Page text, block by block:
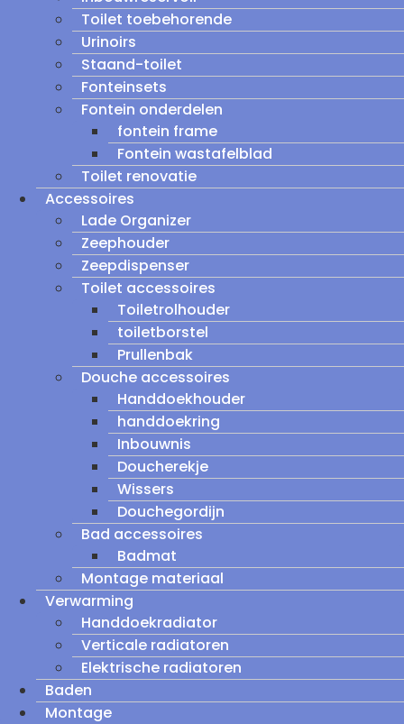
Toilet toebehorende
Urinoirs
Staand-toilet
Fonteinsets
Fontein onderdelen
fontein frame
Fontein wastafelblad
Toilet renovatie
Accessoires
Lade Organizer
Zeephouder
Zeepdispenser
Toilet accessoires
Toiletrolhouder
toiletborstel
Prullenbak
Douche accessoires
Handdoekhouder
handdoekring
Inbouwnis
Doucherekje
Wissers
Douchegordijn
Bad accessoires
Badmat
Montage materiaal
Verwarming
Handdoekradiator
Verticale radiatoren
Elektrische radiatoren
Baden
Montage